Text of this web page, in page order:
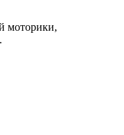
моторики,